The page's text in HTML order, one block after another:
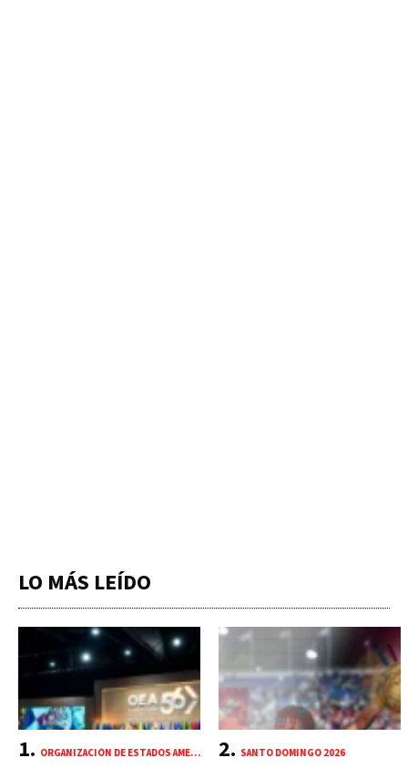
LO MÁS LEÍDO
ORGANIZACIÓN DE ESTADOS AMERICANOS (OEA) SANTO DOMINGO 2026